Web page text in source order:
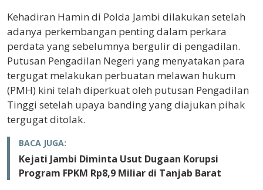
Kehadiran Hamin di Polda Jambi dilakukan setelah
adanya perkembangan penting dalam perkara
perdata yang sebelumnya bergulir di pengadilan.
Putusan Pengadilan Negeri yang menyatakan para
tergugat melakukan perbuatan melawan hukum
(PMH) kini telah diperkuat oleh putusan Pengadilan
Tinggi setelah upaya banding yang diajukan pihak
tergugat ditolak.
BACA JUGA:
Kejati Jambi Diminta Usut Dugaan Korupsi
Program FPKM Rp8,9 Miliar di Tanjab Barat